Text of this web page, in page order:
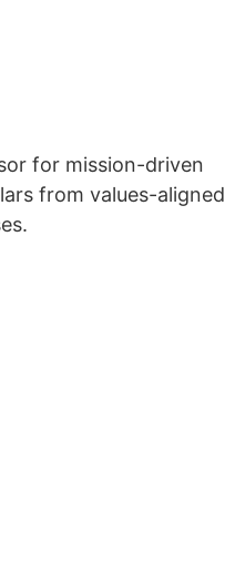
for mission-driven
from values-aligned